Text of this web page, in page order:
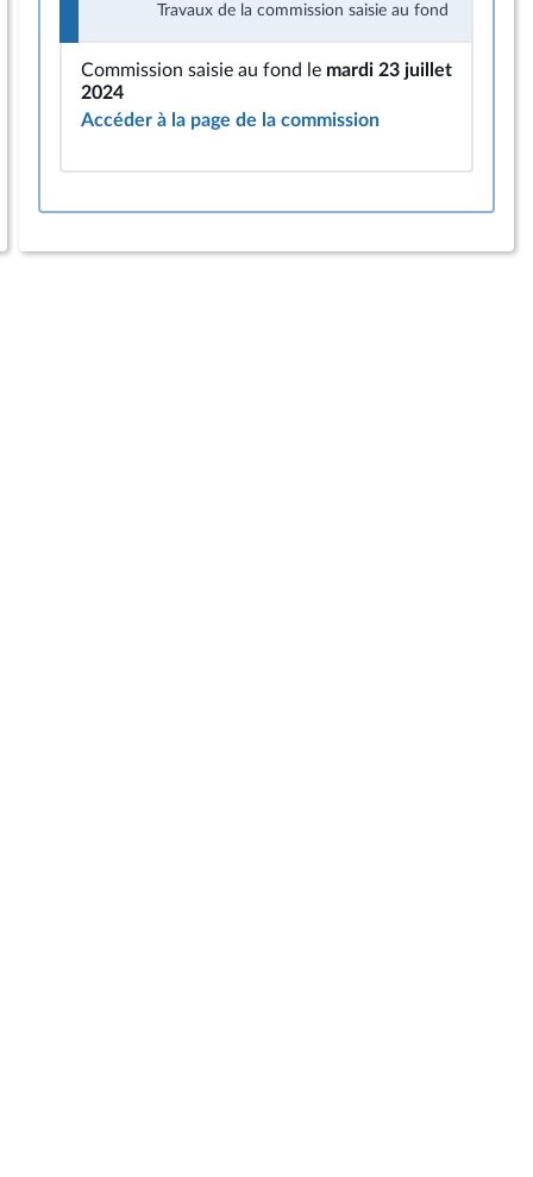
Travaux de la commission saisie au fond
Commission saisie au fond le mardi 23 juillet
2024
Accéder à la page de la commission